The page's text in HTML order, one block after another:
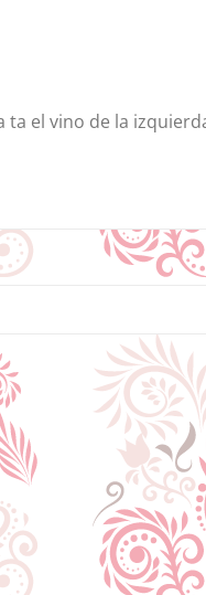
ta el vino de la